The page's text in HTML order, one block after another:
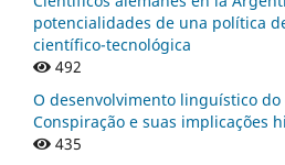
potencialidades de una política
científico-tecnológica
492
O desenvolvimento linguístico do
Conspiração e suas implicações
435